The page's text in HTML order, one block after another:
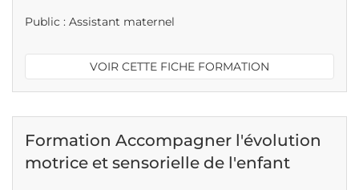
Public : Assistant maternel
VOIR CETTE FICHE FORMATION
Formation Accompagner l'évolution
motrice et sensorielle de l'enfant